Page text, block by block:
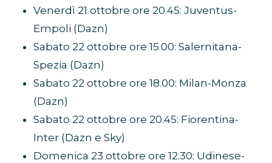
Venerdì 21 ottobre ore 20.45: Juventus-
Empoli (Dazn)
Sabato 22 ottobre ore 15.00: Salernitana-
Spezia (Dazn)
Sabato 22 ottobre ore 18.00: Milan-Monza
(Dazn)
Sabato 22 ottobre ore 20.45: Fiorentina-
Inter (Dazn e Sky)
Domenica 23 ottobre ore 12.30: Udinese-